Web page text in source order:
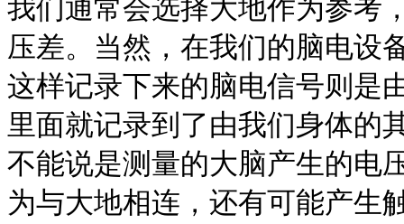
我们通常会选择大地作为参考
压差。当然，在我们的脑电设
这样记录下来的脑电信号则是
里面就记录到了由我们身体的
不能说是测量的大脑产生的电
为与大地相连，还有可能产生